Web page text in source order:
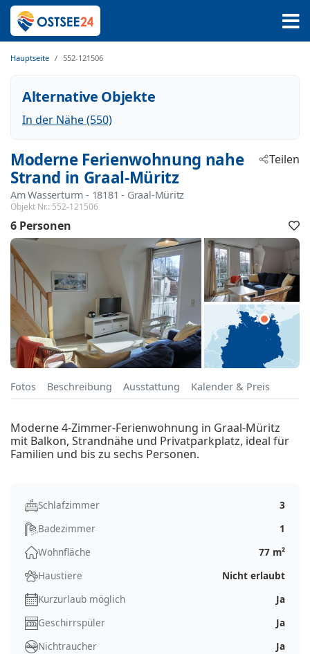
Hauptseite 552-121506
Alternative Objekte
In der Nähe (550)
Moderne Ferienwohnung nahe
Strand in Graal-Müritz
Am Wasserturm - 18181 - Graal-Müritz
Objekt Nr.: 552-121506
Teilen
6 Personen
Fotos Beschreibung Ausstattung Kalender & Preis
Moderne 4-Zimmer-Ferienwohnung in Graal-Müritz
mit Balkon, Strandnähe und Privatparkplatz, ideal für
Familien und bis zu sechs Personen.
Schlafzimmer
3
Badezimmer
1
Wohnfläche
77 m²
Haustiere
Nicht erlaubt
Kurzurlaub möglich
Ja
Geschirrspüler
Ja
Nichtraucher
Ja